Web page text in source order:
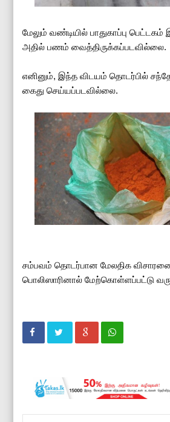
மேலும் வண்டியில் பாதுகாப்பு பெட்டகம்
அதில் பணம் வைத்திருக்கப்படவில்லை.
எனினும், இந்த விடயம் தொடர்பில்
கைது செய்யப்படவில்லை.
சம்பவம் தொடர்பான மேலதிக
பொலிஸாரினால் மேற்கொள்ளப்பட்டு